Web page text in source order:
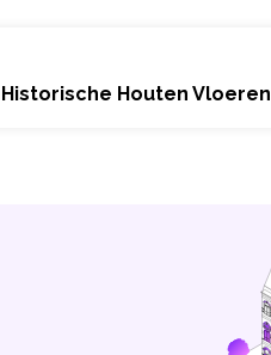
Houten Vloeren